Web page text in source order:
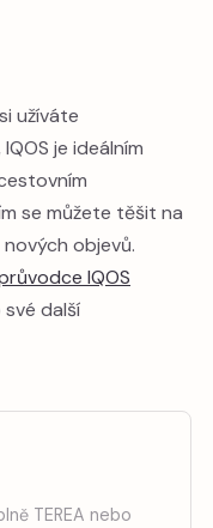
užíváte
je ideálním
se můžete těšit na
objevů.
IQOS
další
TEREA nebo